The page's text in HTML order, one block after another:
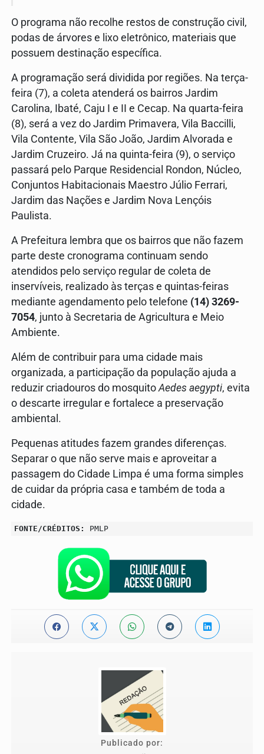
O programa não recolhe restos de construção civil,
podas de árvores e lixo eletrônico, materiais que
possuem destinação específica.
A programação será dividida por regiões. Na terça-
feira (7), a coleta atenderá os bairros Jardim
Carolina, Ibaté, Caju I e II e Cecap. Na quarta-feira
(8), será a vez do Jardim Primavera, Vila Baccilli,
Vila Contente, Vila São João, Jardim Alvorada e
Jardim Cruzeiro. Já na quinta-feira (9), o serviço
passará pelo Parque Residencial Rondon, Núcleo,
Conjuntos Habitacionais Maestro Júlio Ferrari,
Jardim das Nações e Jardim Nova Lençóis
Paulista.
A Prefeitura lembra que os bairros que não fazem
parte deste cronograma continuam sendo
atendidos pelo serviço regular de coleta de
inservíveis, realizado às terças e quintas-feiras
mediante agendamento pelo telefone (14) 3269-
7054, junto à Secretaria de Agricultura e Meio
Ambiente.
Além de contribuir para uma cidade mais
organizada, a participação da população ajuda a
reduzir criadouros do mosquitoAedes aegypti, evita
o descarte irregular e fortalece a preservação
ambiental.
Pequenas atitudes fazem grandes diferenças.
Separar o que não serve mais e aproveitar a
passagem do Cidade Limpa é uma forma simples
de cuidar da própria casa e também de toda a
cidade.
FONTE/CRÉDITOS: PMLP
Publicado por: